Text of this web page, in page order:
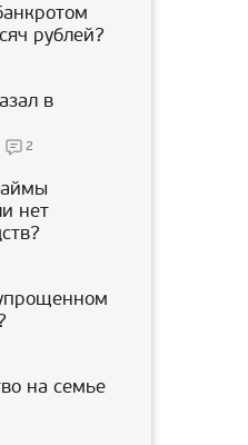
рублей?
в
2
нет
на семье